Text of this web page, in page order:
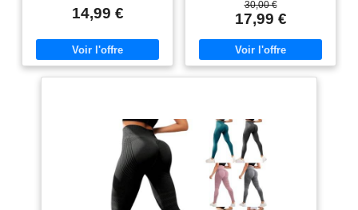
vous inquiétez pas des tailles,
adaptabilité - même les
personnes ayant des cuisses
plus larges ou des cadres plus
doux que du beurre, offrant un
niveau de confort inégalé. La
texture lisse vous donnera
l'impression de porter une
deuxième peau, permettant un
mouvement sans restriction,
sans être transparent. TAILLE
HAUTE - La large bande de taille
14,99 €
sèche très rapidement Nouvelle
coupe aérodynamique et ourlet
arrondi UA Tech est notre
équipement d'entraînement
original incontournable: ample,
léger et il vous garde au frais
30,00 €
17,99 €